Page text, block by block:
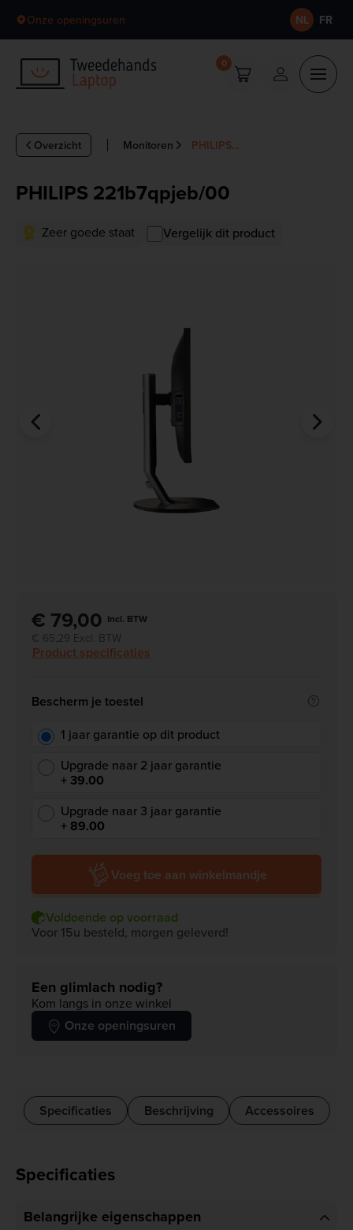
Onze openingsuren NL FR
0
Monitoren PHILIPS...
Overzicht
PHILIPS 221b7qpjeb/00
Zeer goede staat Vergelijk dit product
€ 79,00 Incl. BTW
€ 65,29 Excl. BTW
Product specificaties
Bescherm je toestel
1 jaar garantie op dit product
Upgrade naar 2 jaar garantie
+ 39.00
Upgrade naar 3 jaar garantie
+ 89.00
Voeg toe aan winkelmandje
Voldoende op voorraad
Voor 15u besteld, morgen geleverd!
Een glimlach nodig?
Kom langs in onze winkel
Onze openingsuren
Specificaties Beschrijving Accessoires
Specificaties
Belangrijke eigenschappen